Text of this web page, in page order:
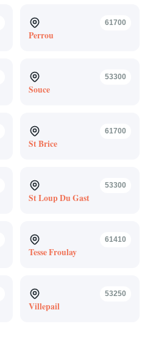
61700
Perrou
53300
Souce
61700
St Brice
53300
St Loup Du Gast
61410
Tesse Froulay
53250
Villepail